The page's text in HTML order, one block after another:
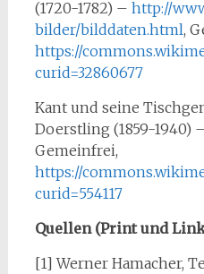
(1720-1782) – http://
bilder/bilddaten.html,
https://
curid=32860677
Kant und seine
Doerstling (1859-1940)
Gemeinfrei,
https://
curid=554117
Quellen (Print und
[1] Werner Hamacher,